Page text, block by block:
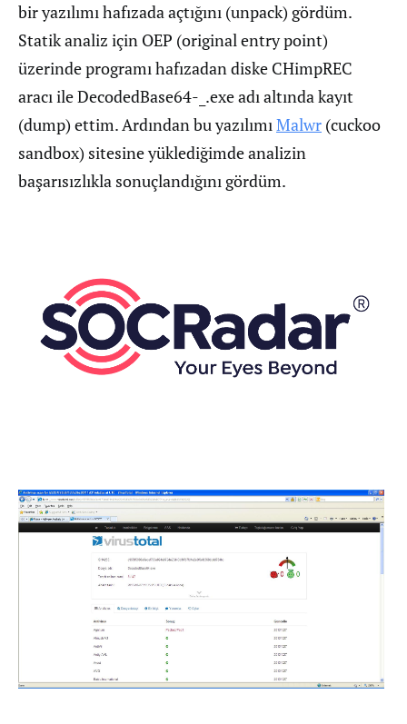
bir yazılımı hafızada açtığını (unpack) gördüm.
Statik analiz için OEP (original entry point)
üzerinde programı hafızadan diske CHimpREC
aracı ile DecodedBase64-_.exe adı altında kayıt
(dump) ettim. Ardından bu yazılımıMalwr (cuckoo
sandbox) sitesine yüklediğimde analizin
başarısızlıkla sonuçlandığını gördüm.